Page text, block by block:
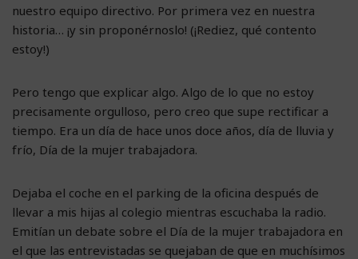
nuestro equipo directivo. Por primera vez en nuestra
historia… ¡y sin proponérnoslo! (¡Rediez, qué contento
estoy!)
Pero tengo que explicar algo. Algo de lo que no estoy
precisamente orgulloso, pero creo que supe rectificar a
tiempo. Era un día de hace unos doce años, día de lluvia y
frío, Día de la mujer trabajadora.
Dejaba el coche en el parking de la oficina después de
llevar a mis hijas al colegio mientras escuchaba la radio.
Emitían un debate sobre el Día de la mujer trabajadora en
el que las entrevistadas se quejaban de que en muchísimos